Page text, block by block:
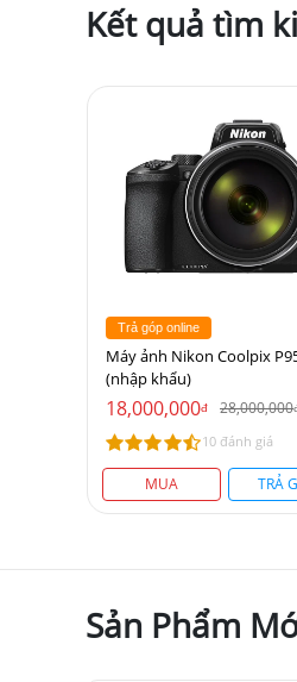
Kết quả tìm
Trả góp online
Máy ảnh Nikon Coolpix
(nhập khẩu)
18,000,000đ 28,000,000
10 đánh giá
MUA TRẢ
Sản Phẩm